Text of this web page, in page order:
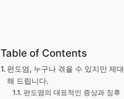
Table of Contents
편도염, 누구나 겪을 수 있지만 제
해 드립니다.
편도염의 대표적인 증상과 징후